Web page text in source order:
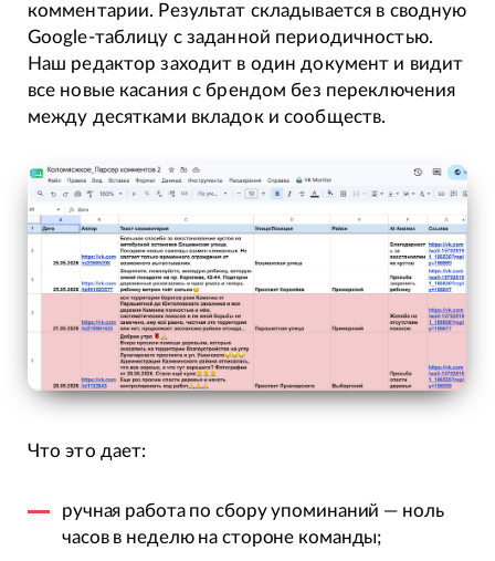
комментарии. Результат складывается в сводную
Google-таблицу с заданной периодичностью.
Наш редактор заходит в один документ и видит
все новые касания с брендом без переключения
между десятками вкладок и сообществ.
Что это дает:
ручная работа по сбору упоминаний — ноль
часов в неделю на стороне команды;